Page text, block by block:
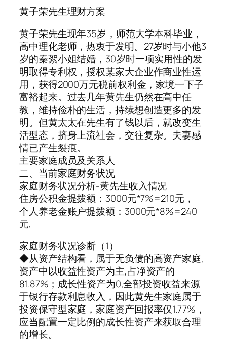
黄子荣先生理财方案
黄子荣先生现年35岁，师范大学本科毕业，
高中理化老师，热衷于发明。27岁时与小他3
岁的秦絮小姐结婚，30岁时一项实用性的发
明取得专利权，授权某家大企业作商业性运
用，获得2000万元税前权利金，家境一下子
富裕起来。过去几年黄先生仍然在高中任
教，维持俭朴的生活，持续想创造更多的发
明。但黄太太在先生有了钱以后，就改变生
活型态，挤身上流社会，交往复杂。夫妻感
情已产生裂痕。
主要家庭成员及关系人
二、当前家庭财务状况
家庭财务状况分析-黄先生收入情况
住房公积金提拨额：3000元*7%=210元，
个人养老金账户提拨额：3000元*8%=240
元,
家庭财务状况诊断（1）
◆从资产结构看，属于无负债的高资产家庭,
资产中以收益性资产为主,占净资产的
81.87%；成长性资产为0,全部投资收益来源
于银行存款利息收入，因此黄先生家庭属于
投资保守型家庭，家庭资产回报率仅1.77%，
应当配置一定比例的成长性资产来获取合理
的增长。